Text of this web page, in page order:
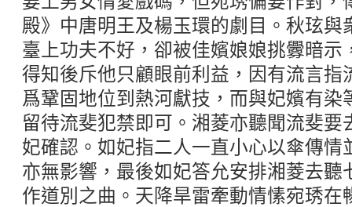
殿》中唐明王及楊玉環的劇目。秋玹與
臺上功夫不好，卻被佳嬪娘娘挑釁暗示
得知後斥他只顧眼前利益，因有流言指
爲鞏固地位到熱河獻技，而與妃嬪有染
留待流斐犯禁即可。湘菱亦聽聞流斐要
妃確認。如妃指二人一直小心以傘傳情
亦無影響，最後如妃答允安排湘菱去聽
作道別之曲。天降旱雷牽動情愫宛琇在